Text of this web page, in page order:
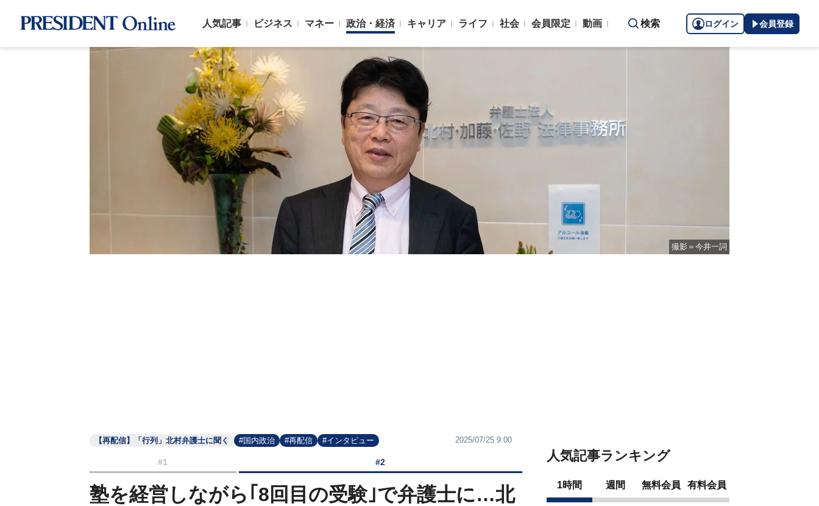
人気記事 ビジネス マネー 政治・経済 キャリア ライフ 社会 会員限定 動画 検索 ログイン 会員登録
撮影＝今井一詞
【再配信】「行列」北村弁護士に聞く #国内政治 #再配信 #インタビュー 2025/07/25 9:00
#1 #2
塾を経営しながら｢8回目の受験｣で弁護士に…北
人気記事ランキング
1時間 週間 無料会員 有料会員